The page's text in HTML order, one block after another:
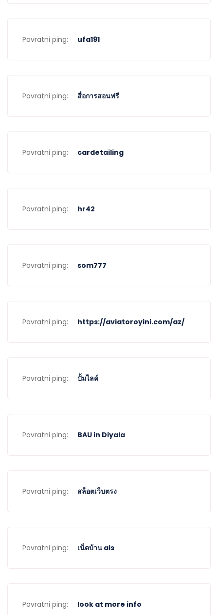
Povratni ping: ufa191
Povratni ping: สื่อการสอนฟรี
Povratni ping: cardetailing
Povratni ping: hr42
Povratni ping: som777
Povratni ping: https://aviatoroyini.com/az/
Povratni ping: ปั้มไลค์
Povratni ping: BAU in Diyala
Povratni ping: สล็อตเว็บตรง
Povratni ping: เน็ตบ้าน ais
Povratni ping: look at more info